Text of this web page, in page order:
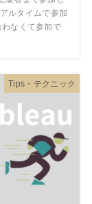
ルタイムで参加
なくて参加で
Tips・テクニック